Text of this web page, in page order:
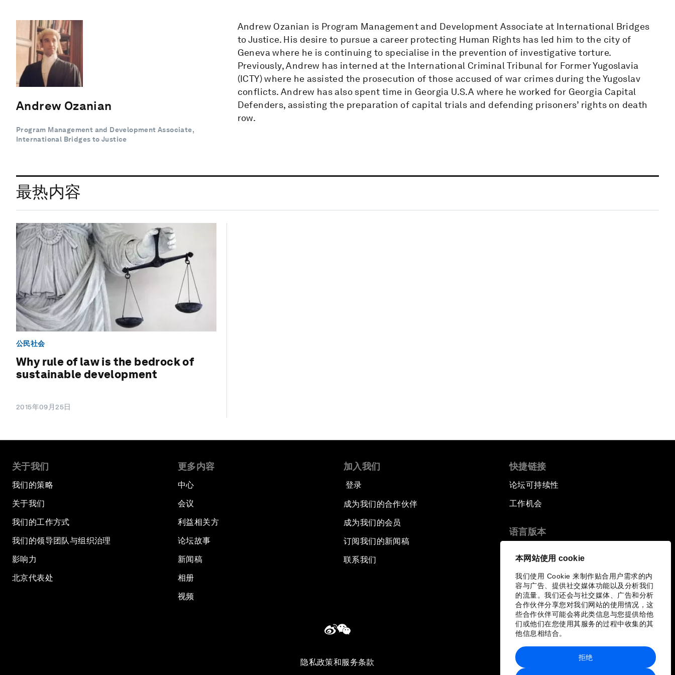
本网站使用 cookie
我们使用 Cookie 来制作贴合用户需求的内
容与广告、提供社交媒体功能以及分析我们
的流量。我们还会与社交媒体、广告和分析
合作伙伴分享您对我们网站的使用情况，这
些合作伙伴可能会将此类信息与您提供给他
们或他们在您使用其服务的过程中收集的其
他信息相结合。
拒绝
Andrew Ozanian
Program Management and Development Associate,
International Bridges to Justice
Andrew Ozanian is Program Management and Development Associate at International Bridges
to Justice. His desire to pursue a career protecting Human Rights has led him to the city of
Geneva where he is continuing to specialise in the prevention of investigative torture.
Previously, Andrew has interned at the International Criminal Tribunal for Former Yugoslavia
(ICTY) where he assisted the prosecution of those accused of war crimes during the Yugoslav
conflicts. Andrew has also spent time in Georgia U.S.A where he worked for Georgia Capital
Defenders, assisting the preparation of capital trials and defending prisoners’ rights on death
row.
最热内容
公民社会
Why rule of law is the bedrock of
sustainable development
2015年09月25日
关于我们
我们的策略
关于我们
我们的工作方式
我们的领导团队与组织治理
影响力
北京代表处
更多内容
中心
会议
利益相关方
论坛故事
新闻稿
相册
视频
加入我们
登录
成为我们的合作伙伴
成为我们的会员
订阅我们的新闻稿
联系我们
快捷链接
论坛可持续性
工作机会
语言版本
隐私政策和服务条款